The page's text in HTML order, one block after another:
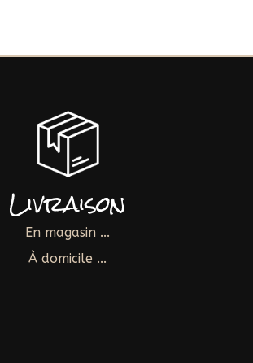
Livraison
En magasin ...
À domicile ...